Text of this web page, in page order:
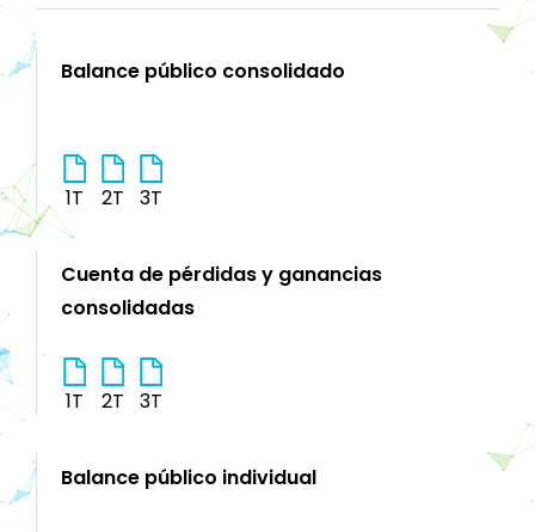
Balance público consolidado
1T 2T 3T
Cuenta de pérdidas y ganancias
consolidadas
1T 2T 3T
Balance público individual